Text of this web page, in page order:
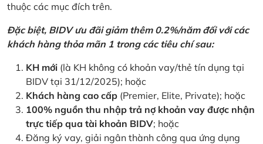
thuộc các mục đích trên.
Đặc biệt, BIDV ưu đãi giảm thêm 0.2%/năm đối với các
khách hàng thỏa mãn 1 trong các tiêu chí sau:
KH mới (là KH không có khoản vay/thẻ tín dụng tại
BIDV tại 31/12/2025); hoặc
Khách hàng cao cấp (Premier, Elite, Private); hoặc
100% nguồn thu nhập trả nợ khoản vay được nhận
trực tiếp qua tài khoản BIDV; hoặc
Đăng ký vay, giải ngân thành công qua ứng dụng